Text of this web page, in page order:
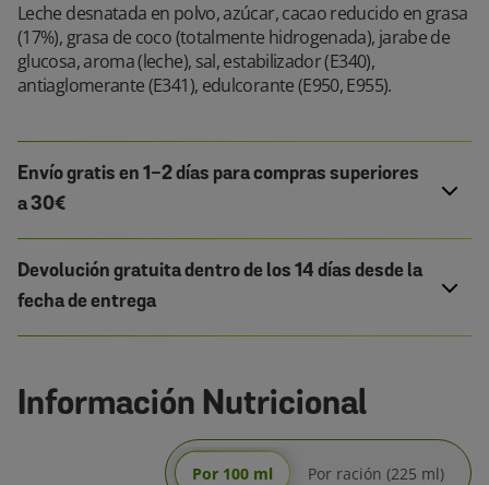
Leche desnatada en polvo, azúcar, cacao reducido en grasa
(17%), grasa de coco (totalmente hidrogenada), jarabe de
glucosa, aroma (leche), sal, estabilizador (E340),
antiaglomerante (E341), edulcorante (E950, E955).
Envío gratis en 1-2 días para compras superiores
a 30€
Devolución gratuita dentro de los 14 días desde la
fecha de entrega
Información Nutricional
Por 100 ml Por ración (225 ml)